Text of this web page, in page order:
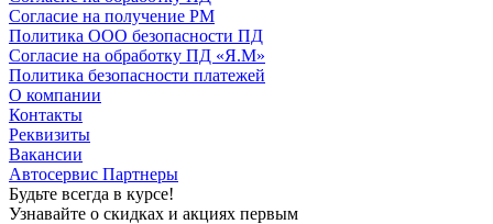
Согласие на получение РМ
Политика ООО безопасности ПД
Согласие на обработку ПД «Я.М»
Политика безопасности платежей
О компании
Контакты
Реквизиты
Вакансии
Автосервис Партнеры
Будьте всегда в курсе!
Узнавайте о скидках и акциях первым